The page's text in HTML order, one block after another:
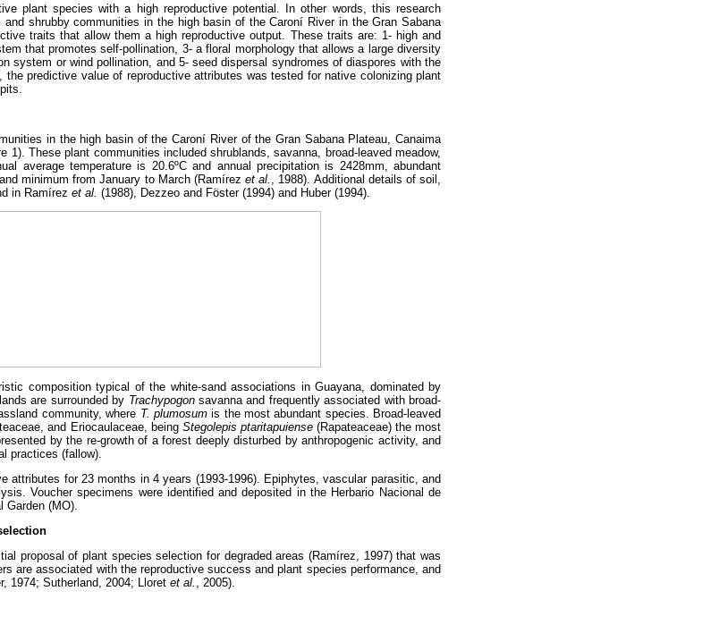
plant species with a high reproductive potential. In other words, this research
shrubby communities in the high basin of the Caroní River in the Gran Sabana
traits that allow them a high reproductive output. These traits are: 1- high and
that promotes self-pollination, 3- a floral morphology that allows a large diversity
system or wind pollination, and 5- seed dispersal syndromes of diaspores with the
predictive value of reproductive attributes was tested for native colonizing plant
in the high basin of the Caroní River of the Gran Sabana Plateau, Canaima
1). These plant communities included shrublands, savanna, broad-leaved meadow,
average temperature is 20.6ºC and annual precipitation is 2428mm, abundant
minimum from January to March (Ramírezet al. , 1988). Additional details of soil,
in Ramírez et al. (1988), Dezzeo and Föster (1994) and Huber (1994).
composition typical of the white-sand associations in Guayana, dominated by
are surrounded by Trachypogonsavanna and frequently associated with broad-
community, where T. plumosumis the most abundant species. Broad-leaved
and Eriocaulaceae, being Stegolepis ptaritapuiense(Rapateaceae) the most
by the re-growth of a forest deeply disturbed by anthropogenic activity, and
practices (fallow).
attributes for 23 months in 4 years (1993-1996). Epiphytes, vascular parasitic, and
Voucher specimens were identified and deposited in the Herbario Nacional de
(MO).
proposal of plant species selection for degraded areas (Ramírez, 1997) that was
are associated with the reproductive success and plant species performance, and
1974; Sutherland, 2004; Lloret et al. , 2005).